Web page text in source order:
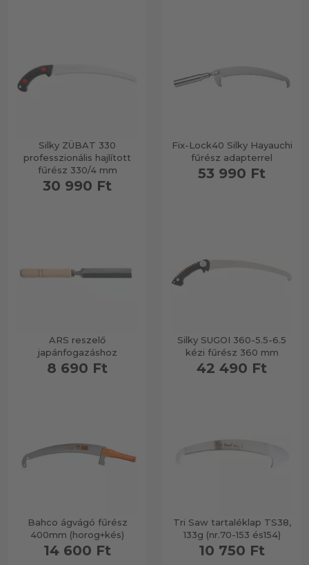
Silky ZÜBAT 330
professzionális hajlított
fűrész 330/4 mm
30 990 Ft
Fix-Lock40 Silky Hayauchi
fűrész adapterrel
53 990 Ft
ARS reszelő
japánfogazáshoz
8 690 Ft
Silky SUGOI 360-5.5-6.5
kézi fűrész 360 mm
42 490 Ft
Bahco ágvágó fűrész
400mm (horog+kés)
14 600 Ft
Tri Saw tartaléklap TS38,
133g (nr.70-153 és154)
10 750 Ft